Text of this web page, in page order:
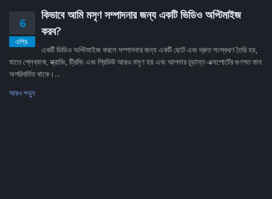
6
এপ্রি.
কিভাবে আমি মসৃণ সম্পাদনার জন্য একটি ভিডিও অপ্টিমাইজ
করব?
একটি ভিডিও অপ্টিমাইজ করলে সম্পাদনার জন্য একটি ছোট এবং দ্রুত সংস্করণ তৈরি হয়,
যাতে প্লেব্যাক, স্ক্রাবিং, ট্রিমিং এবং প্রিভিউ আরও মসৃণ হয় এবং আপনার চূড়ান্ত এক্সপোর্টের গুণগত মান
অপরিবর্তিত থাকে।...
আরও পড়ুন